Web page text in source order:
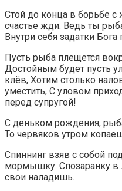
Стой до конца в борьбе с
счастье жди. Ведь ты
Внутри себя задатки
Пусть рыба плещется
Достойным будет пусть
клёв, Хотим столько
уместить, С уловом
перед супругой!
С деньком рождения,
То червяков утром
Спиннинг взяв с собой
мормышку. Спозаранку в
свои наладишь.